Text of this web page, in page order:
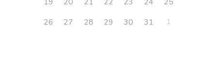
26
27 28 29 30 31 1